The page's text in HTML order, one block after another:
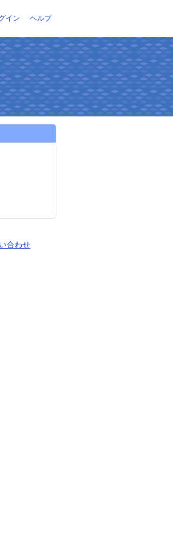
イン ヘルプ
合わせ